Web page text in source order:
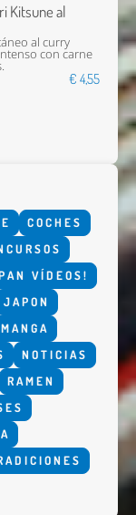
Kitsune al
al curry
con carne
€ 4,55
COCHES
VÍDEOS!
JAPON
MANGA
NOTICIAS
RAMEN